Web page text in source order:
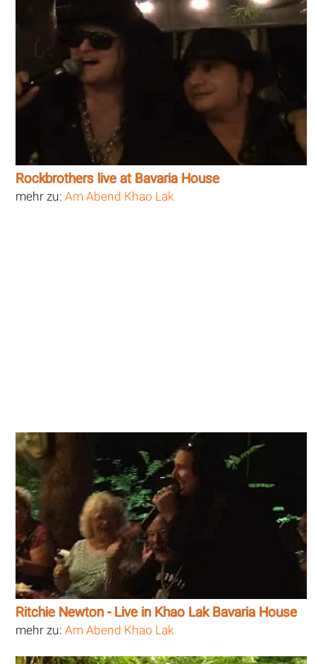
Rockbrothers live at Bavaria House
mehr zu:Am Abend Khao Lak
Ritchie Newton - Live in Khao Lak Bavaria House
mehr zu:Am Abend Khao Lak